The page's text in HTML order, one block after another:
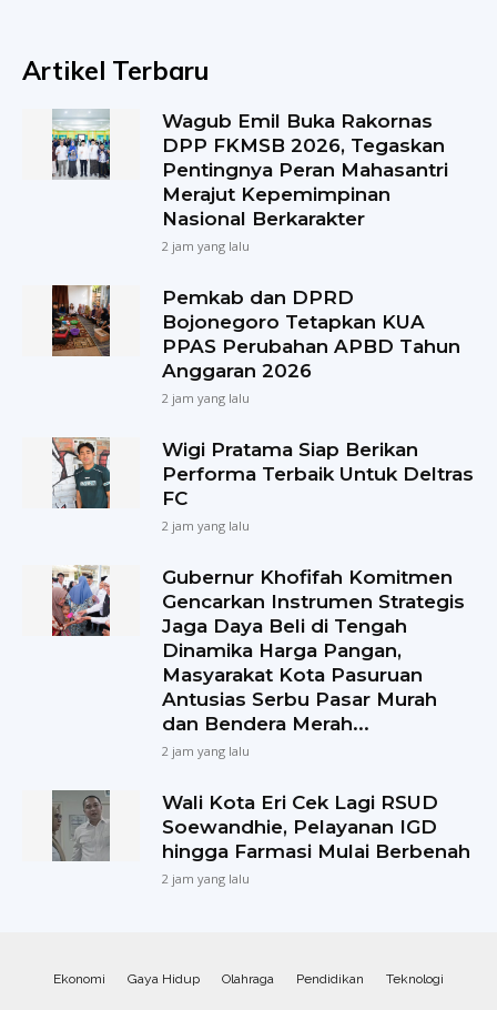
Artikel Terbaru
Wagub Emil Buka Rakornas
DPP FKMSB 2026, Tegaskan
Pentingnya Peran Mahasantri
Merajut Kepemimpinan
Nasional Berkarakter
2 jam yang lalu
Pemkab dan DPRD
Bojonegoro Tetapkan KUA
PPAS Perubahan APBD Tahun
Anggaran 2026
2 jam yang lalu
Wigi Pratama Siap Berikan
Performa Terbaik Untuk Deltras
FC
2 jam yang lalu
Gubernur Khofifah Komitmen
Gencarkan Instrumen Strategis
Jaga Daya Beli di Tengah
Dinamika Harga Pangan,
Masyarakat Kota Pasuruan
Antusias Serbu Pasar Murah
dan Bendera Merah...
2 jam yang lalu
Wali Kota Eri Cek Lagi RSUD
Soewandhie, Pelayanan IGD
hingga Farmasi Mulai Berbenah
2 jam yang lalu
Ekonomi Gaya Hidup Olahraga Pendidikan Teknologi